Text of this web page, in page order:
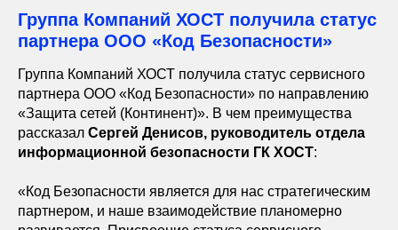
Группа Компаний ХОСТ получила статус
партнера ООО «Код Безопасности»
Группа Компаний ХОСТ получила статус сервисного
партнера ООО «Код Безопасности» по направлению
«Защита сетей (Континент)». В чем преимущества
рассказал Сергей Денисов, руководитель отдела
информационной безопасности ГК ХОСТ:
«Код Безопасности является для нас стратегическим
партнером, и наше взаимодействие планомерно